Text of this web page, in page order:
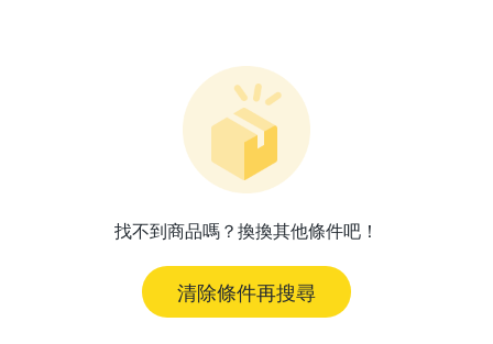
找不到商品嗎？換換其他條件吧！
清除條件再搜尋